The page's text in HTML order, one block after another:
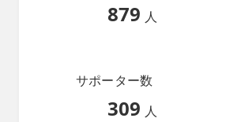
879 人
サポーター数
309 人